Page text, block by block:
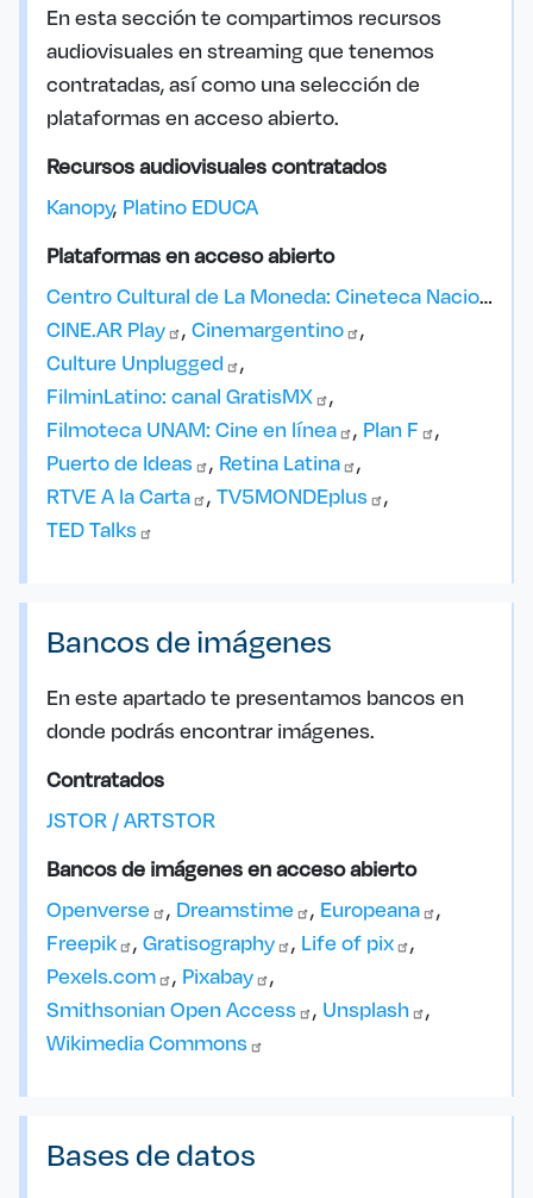
En esta sección te compartimos recursos
audiovisuales en streaming que tenemos
contratadas, así como una selección de
plataformas en acceso abierto.
Recursos audiovisuales contratados
Kanopy Platino EDUCA
Plataformas en acceso abierto
Centro Cultural de La Moneda: Cineteca Nacional
CINE.ARPlay
Cinemargentino
Culture Unplugged
FilminLatino: canalGratisMX
Filmoteca UNAM: Cine enlínea PlanF
Puerto de Ideas RetinaLatina
RTVE A laCarta
TV5MONDEplus
TEDTalks
Bancos de imágenes
En este apartado te presentamos bancos en
donde podrás encontrar imágenes.
Contratados
JSTOR / ARTSTOR
Bancos de imágenes en acceso abierto
Openverse
Dreamstime
Europeana
Freepik
Gratisography Life ofpix
Pexels.com
Pixabay
Smithsonian OpenAccess
Unsplash
WikimediaCommons
Bases de datos